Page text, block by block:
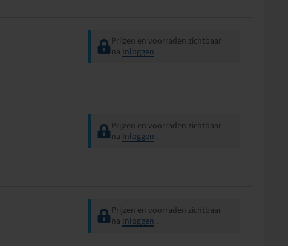
Prijzen en voorraden zichtbaar
na Inloggen .
Prijzen en voorraden zichtbaar
na Inloggen .
Prijzen en voorraden zichtbaar
na Inloggen .